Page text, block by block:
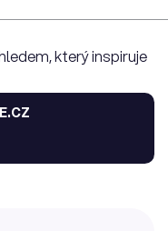
který inspiruje